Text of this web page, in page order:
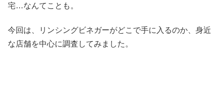
宅…なんてことも。
今回は、リンシングビネガーがどこで手に入るのか、身近
な店舗を中心に調査してみました。